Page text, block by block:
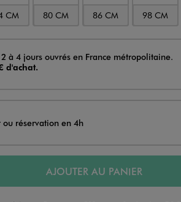
CM 80 CM 86 CM 98 CM
à 4 jours ouvrés en France métropolitaine.
d'achat.
ou réservation en 4h
AJOUTER AU PANIER